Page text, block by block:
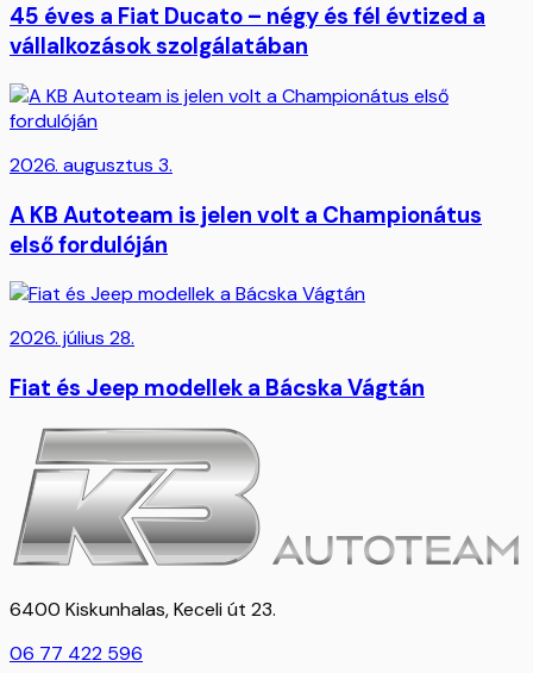
45 éves a Fiat Ducato – négy és fél évtized a
vállalkozások szolgálatában
2026. augusztus 3.
A KB Autoteam is jelen volt a Championátus
első fordulóján
2026. július 28.
Fiat és Jeep modellek a Bácska Vágtán
6400 Kiskunhalas, Keceli út 23.
06 77 422 596